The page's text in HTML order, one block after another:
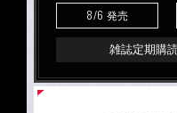
8/6 発売
雑誌定期購